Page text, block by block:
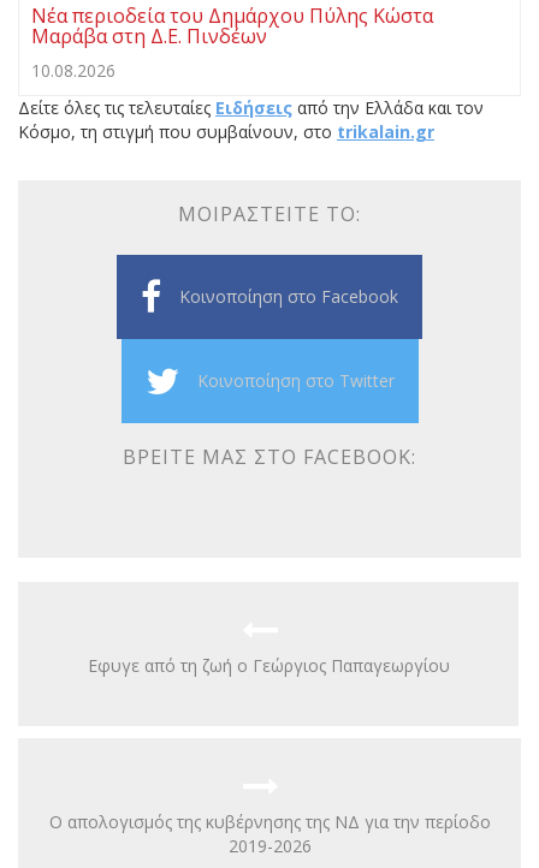
Νέα περιοδεία του Δημάρχου Πύλης Κώστα
Μαράβα στη Δ.Ε. Πινδέων
10.08.2026
Δείτε όλες τις τελευταίες Ειδήσεις από την Ελλάδα και τον
Κόσμο, τη στιγμή που συμβαίνουν, στο trikalain.gr
ΜΟΙΡΑΣΤΕΊΤΕ ΤΟ:
Κοινοποίηση στο Facebook
Κοινοποίηση στο Twitter
ΒΡΕΊΤΕ ΜΑΣ ΣΤΟ FACEBOOK:
Εφυγε από τη ζωή ο Γεώργιος Παπαγεωργίου
Ο απολογισμός της κυβέρνησης της ΝΔ για την περίοδο
2019-2026